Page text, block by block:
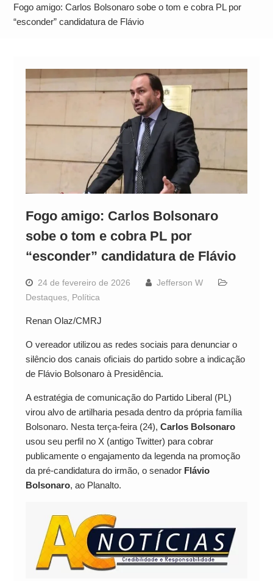
Neymar Chama Santos de “Esquisito” após
Vazamentos e Expõe Dívida de R$ 80 Milhões
Fogo amigo: Carlos Bolsonaro sobe o tom e cobra PL por
“esconder” candidatura de Flávio
Fogo amigo: Carlos Bolsonaro
sobe o tom e cobra PL por
“esconder” candidatura de Flávio
24 de fevereiro de 2026
Jefferson W
Destaques, Política
Renan Olaz/CMRJ
O vereador utilizou as redes sociais para denunciar o
silêncio dos canais oficiais do partido sobre a indicação
de Flávio Bolsonaro à Presidência.
A estratégia de comunicação do Partido Liberal (PL)
virou alvo de artilharia pesada dentro da própria família
Bolsonaro. Nesta terça-feira (24), Carlos Bolsonaro
usou seu perfil no X (antigo Twitter) para cobrar
publicamente o engajamento da legenda na promoção
da pré-candidatura do irmão, o senador Flávio
Bolsonaro, ao Planalto.